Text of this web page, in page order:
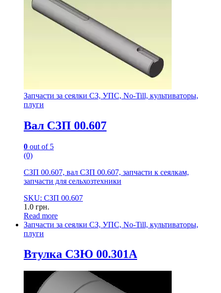
Запчасти за сеялки СЗ, УПС, No-Till, культиваторы,
плуги
Вал СЗП 00.607
0 out of 5
(0)
СЗП 00.607, вал СЗП 00.607, запчасти к сеялкам,
запчасти для сельхозтехники
SKU: СЗП 00.607
1.0 грн.
Read more
Запчасти за сеялки СЗ, УПС, No-Till, культиваторы,
плуги
Втулка СЗЮ 00.301А